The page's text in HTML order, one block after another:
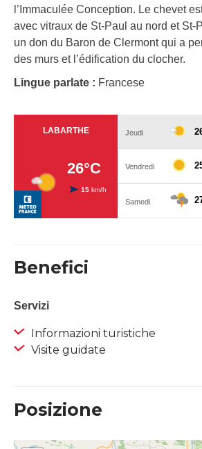
l’Immaculée Conception. Le chevet
avec vitraux de St-Paul au nord et St-
un don du Baron de Clermont qui a
des murs et l’édification du clocher.
Lingue parlate : Francese
Benefici
Servizi
Informazioni turistiche
Visite guidate
Posizione